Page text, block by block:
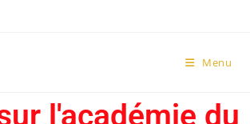
d’outils
Menu
l'académie du